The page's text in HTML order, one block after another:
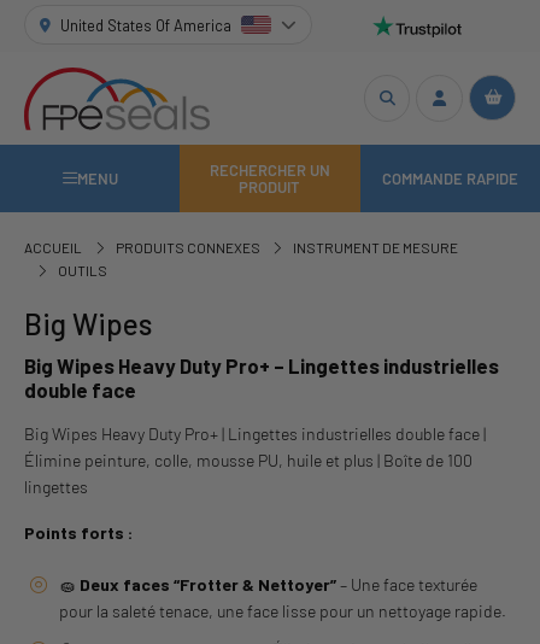
United States Of America
MENU
RECHERCHER UN
PRODUIT
COMMANDE RAPIDE
ACCUEIL PRODUITS CONNEXES
INSTRUMENT DE MESURE
OUTILS
Big Wipes
Big Wipes Heavy Duty Pro+ – Lingettes industrielles
double face
Big Wipes Heavy Duty Pro+ | Lingettes industrielles double face |
Élimine peinture, colle, mousse PU, huile et plus | Boîte de 100
lingettes
Points forts :
🧽 Deux faces “Frotter & Nettoyer”– Une face texturée
pour la saleté tenace, une face lisse pour un nettoyage rapide.